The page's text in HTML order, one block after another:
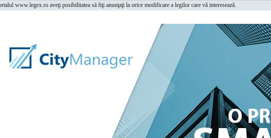
www.legex.ro aveţi posibilitatea să fiţi anunţaţi la orice modificare a legilor care vă interesează.